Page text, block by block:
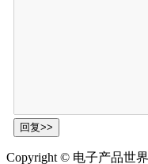
这里会用到
器和同相比例运算放大电路
Copyright © 电子产品世